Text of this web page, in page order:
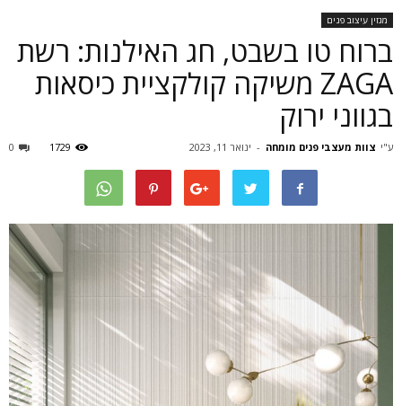
מגזין עיצוב פנים
ברוח טו בשבט, חג האילנות: רשת
ZAGA משיקה קולקציית כיסאות
בגווני ירוק
ע"י צוות מעצבי פנים מומחה - ינואר 11, 2023 0 1729